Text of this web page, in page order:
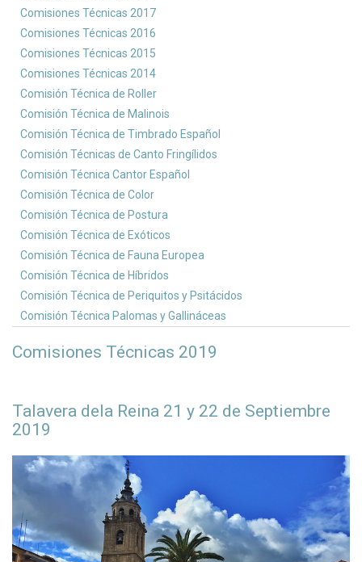
Comisiones Técnicas 2017
Comisiones Técnicas 2016
Comisiones Técnicas 2015
Comisiones Técnicas 2014
Comisión Técnica de Roller
Comisión Técnica de Malinois
Comisión Técnica de Timbrado Español
Comisión Técnicas de Canto Fringílidos
Comisión Técnica Cantor Español
Comisión Técnica de Color
Comisión Técnica de Postura
Comisión Técnica de Exóticos
Comisión Técnica de Fauna Europea
Comisión Técnica de Híbridos
Comisión Técnica de Periquitos y Psitácidos
Comisión Técnica Palomas y Gallináceas
Comisiones Técnicas 2019
Talavera dela Reina 21 y 22 de Septiembre
2019